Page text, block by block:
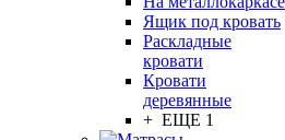
Ящик под кровать
Раскладные
кровати
Кровати
деревянные
+ ЕЩЕ 1